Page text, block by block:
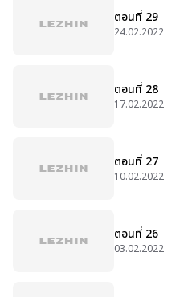
ตอนที่ 29
24.02.2022
ตอนที่ 28
17.02.2022
ตอนที่ 27
10.02.2022
ตอนที่ 26
03.02.2022